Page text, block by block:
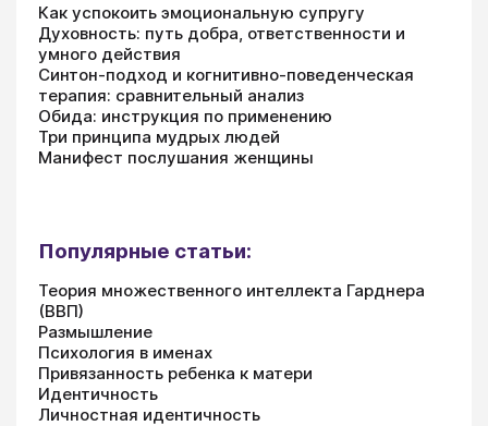
Как успокоить эмоциональную супругу
Духовность: путь добра, ответственности и
умного действия
Синтон-подход и когнитивно-поведенческая
терапия: сравнительный анализ
Обида: инструкция по применению
Три принципа мудрых людей
Манифест послушания женщины
Популярные статьи:
Теория множественного интеллекта Гарднера
(ВВП)
Размышление
Психология в именах
Привязанность ребенка к матери
Идентичность
Личностная идентичность